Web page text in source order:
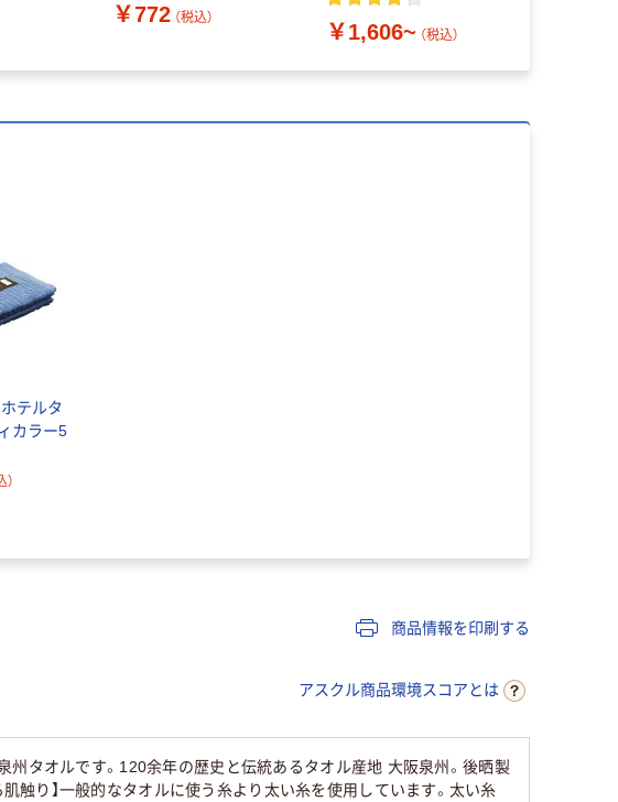
￥772 （税込）
￥1,606~ （税込）
テルタ
カラー5
）
商品情報を印刷する
アスクル商品環境スコアとは
州タオルです。120余年の歴史と伝統あるタオル産地 大阪泉州。後晒製
触り】一般的なタオルに使う糸より太い糸を使用しています。太い糸